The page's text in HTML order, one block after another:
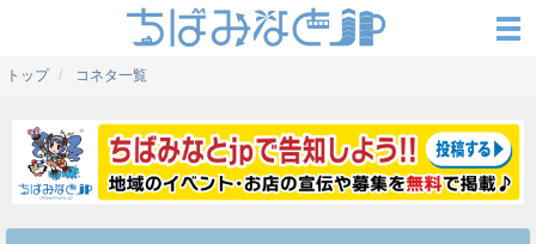
トップ コネタ一覧